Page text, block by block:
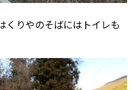
くりやのそばにはトイレも